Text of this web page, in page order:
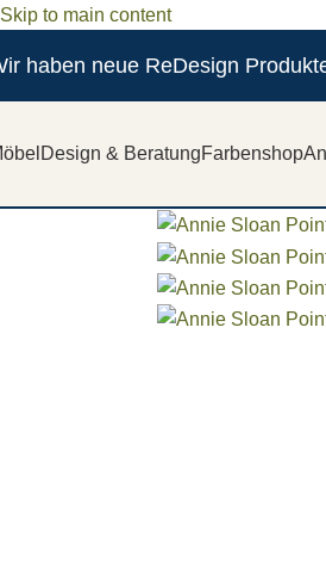
Skip to main content
haben neue ReDesign
Design & BeratungFarbenshop